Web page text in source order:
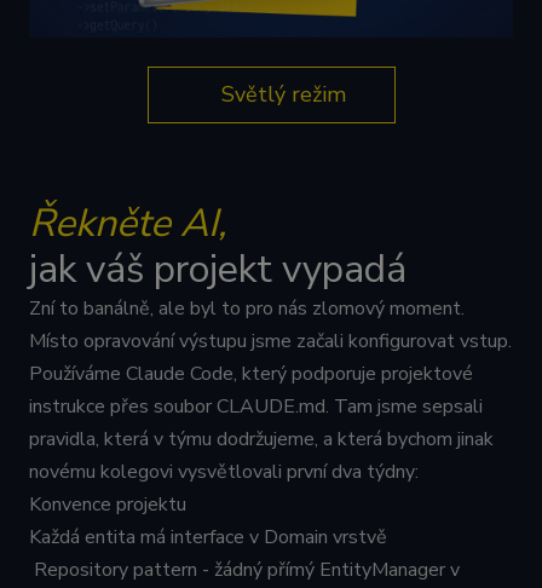
Světlý režim
Řekněte AI,
jak váš projekt vypadá
Zní to banálně, ale byl to pro nás zlomový moment.
Místo opravování výstupu jsme začali konfigurovat vstup.
Používáme Claude Code, který podporuje projektové
instrukce přes soubor CLAUDE.md. Tam jsme sepsali
pravidla, která v týmu dodržujeme, a která bychom jinak
novému kolegovi vysvětlovali první dva týdny:
Konvence projektu
Každá entita má interface v Domain vrstvě
Repository pattern - žádný přímý EntityManager v